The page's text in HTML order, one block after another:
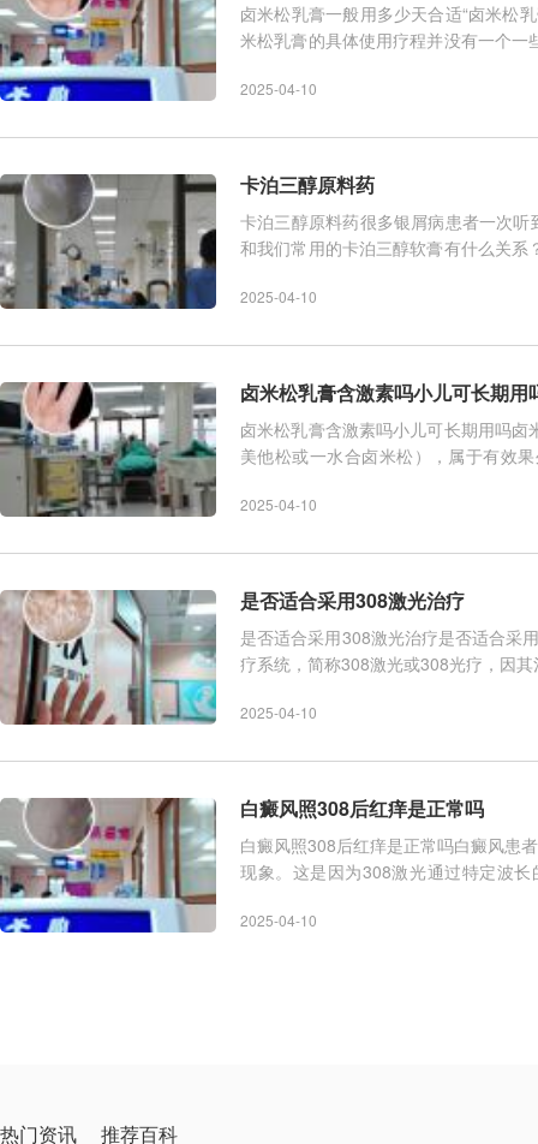
卤米松乳膏一般用多少天合适“卤米松
米松乳膏的具体使用疗程并没有一个
2025-04-10
卡泊三醇原料药
卡泊三醇原料药很多银屑病患者一次
和我们常用的卡泊三醇软膏有什么关
2025-04-10
卤米松乳膏含激素吗小儿可长期用
卤米松乳膏含激素吗小儿可长期用吗
美他松或一水合卤米松），属于有效
2025-04-10
是否适合采用308激光治疗
是否适合采用308激光治疗是否适合采
疗系统，简称308激光或308光疗，因
2025-04-10
白癜风照308后红痒是正常吗
白癜风照308后红痒是正常吗白癜风患
现象。这是因为308激光通过特定波
2025-04-10
热门资讯 推荐百科